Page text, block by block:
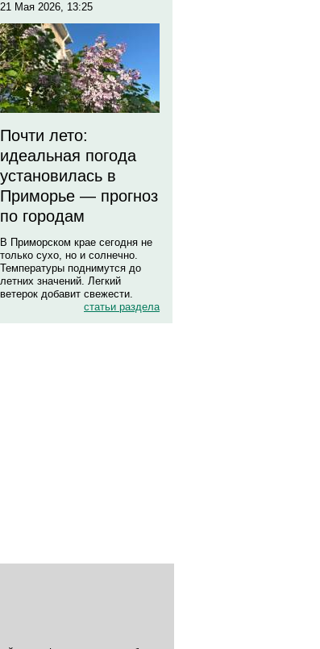
21 Мая 2026, 13:25
Почти лето:
идеальная погода
установилась в
Приморье — прогноз
по городам
В Приморском крае сегодня не
только сухо, но и солнечно.
Температуры поднимутся до
летних значений. Легкий
ветерок добавит свежести.
статьи раздела